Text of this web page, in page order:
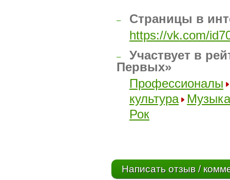
–
Страницы в
https://vk.com/
–
Участвует в
Первых»
Профессионалы
культура
Музыка
Рок
Написать отзыв /